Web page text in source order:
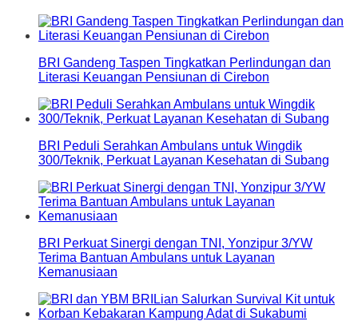
BRI Gandeng Taspen Tingkatkan Perlindungan dan
Literasi Keuangan Pensiunan di Cirebon
BRI Peduli Serahkan Ambulans untuk Wingdik
300/Teknik, Perkuat Layanan Kesehatan di Subang
BRI Perkuat Sinergi dengan TNI, Yonzipur 3/YW
Terima Bantuan Ambulans untuk Layanan
Kemanusiaan